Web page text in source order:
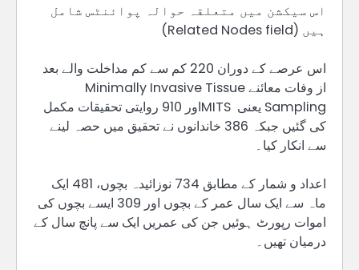
اس سیکشن میں متعلقہ حوالہ پوائنٹس شامل
ہیں (Related Nodes field)
اس عرصے کے دوران 220 کم سے کم مداخلت والے بعد
از وفات معائنے Minimally Invasive Tissue
Sampling یعنی MITSاور 910 روایتی تحقیقات مکمل
کی گئیں جبکہ 386 خاندانوں نے تحقیق میں حصہ لینے
سے انکار کیا۔
اعداد و شمار کے مطابق 734 نوزائیدہ بچوں، 481 ایک
ماہ سے ایک سال عمر کے بچوں اور 309 ایسے بچوں کی
اموات رپورٹ ہوئیں جن کی عمریں ایک سے پانچ سال کے
درمیان تھیں۔